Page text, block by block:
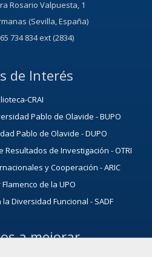
Rosario Valpuesta, 1
(Sevilla, España)
734 834 ext (2834)
de Interés
CRAI
Pablo de Olavide - BUPO
Pablo de Olavide - DUPO
de Investigación - OTRI
y Cooperación - ARIC
de la UPO
Diversidad Funcional - SADF
a mejorar